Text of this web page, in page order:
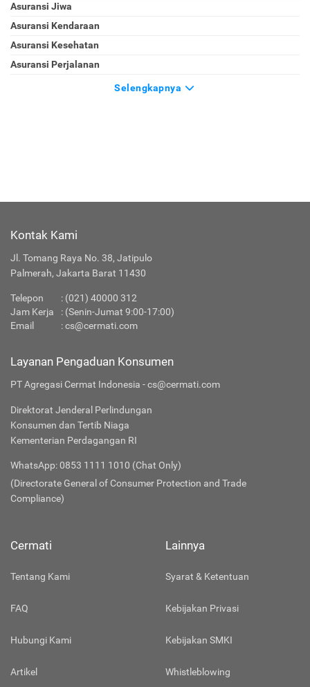
Asuransi Jiwa
Asuransi Kendaraan
Asuransi Kesehatan
Asuransi Perjalanan
Selengkapnya
Kontak Kami
Jl. Tomang Raya No. 38, Jatipulo
Palmerah, Jakarta Barat 11430
Telepon : (021) 40000 312
Jam Kerja
: (Senin-Jumat 9:00-17:00)
Email
:cs@cermati.com
Layanan Pengaduan Konsumen
PT Agregasi Cermat Indonesia - cs@cermati.com
Direktorat Jenderal Perlindungan
Konsumen dan Tertib Niaga
Kementerian Perdagangan RI
WhatsApp: 0853 1111 1010 (Chat Only)
(Directorate General of Consumer Protection and Trade
Compliance)
Cermati
Tentang Kami
FAQ
Hubungi Kami
Artikel
Lainnya
Syarat & Ketentuan
Kebijakan Privasi
Kebijakan SMKI
Whistleblowing